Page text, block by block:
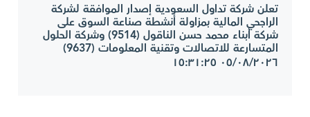
تعلن شركة تداول السعودية إصدار الموافقة لشركة
الراجحي المالية بمزاولة أنشطة صناعة السوق على
شركة أبناء محمد حسن الناقول (9514) وشركة الحلول
المتسارعة للاتصالات وتقنية المعلومات (9637)
٠٥/٠٨/٢٠٢٦ ١٥:٣١:٢٥